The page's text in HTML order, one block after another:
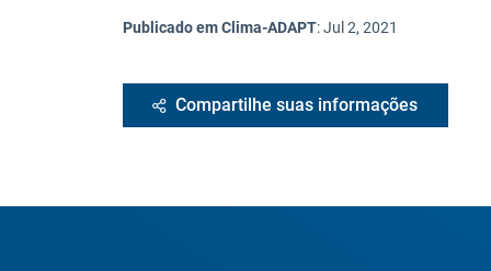
Publicado em Clima-ADAPT:Jul 2, 2021
Compartilhe suas informações